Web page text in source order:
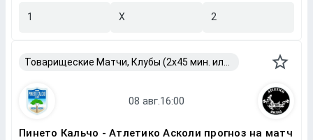
1 X 2
Пинето Кальчо - Атлетико Асколи прогноз на матч